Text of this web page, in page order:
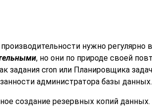
нужно
, но они по природе своей
задания cron или Планировщика задач
администратора базы данных.
создание резервных копий